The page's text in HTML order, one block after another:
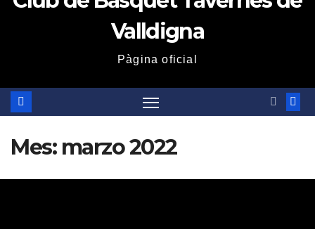
Valldigna
Pàgina oficial
Mes: marzo 2022